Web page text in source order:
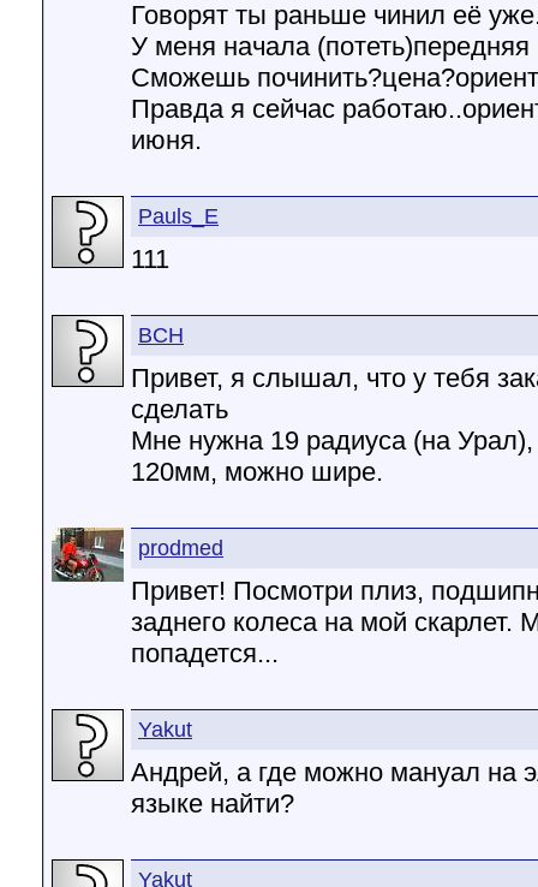
Говорят ты раньше чинил её
У меня начала (потеть)передняя
Сможешь
Правда я сейчас
июня.
Pauls_E
111
BCH
Привет, я слышал, что у тебя
сделать
Мне нужна 19 радиуса (на
120мм, можно шире.
prodmed
Привет! Посмотри плиз,
заднего колеса на мой скарлет.
попадется...
Yakut
Андрей, а где можно мануал на
языке найти?
Yakut